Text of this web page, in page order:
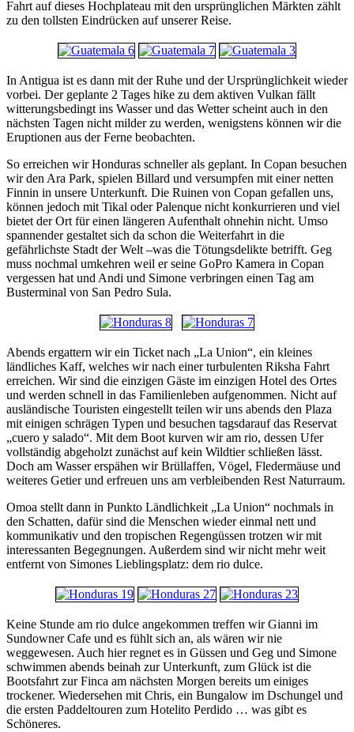
Fahrt auf dieses Hochplateau mit den ursprünglichen Märkten zählt
zu den tollsten Eindrücken auf unserer Reise.
In Antigua ist es dann mit der Ruhe und der Ursprünglichkeit wieder
vorbei. Der geplante 2 Tages hike zu dem aktiven Vulkan fällt
witterungsbedingt ins Wasser und das Wetter scheint auch in den
nächsten Tagen nicht milder zu werden, wenigstens können wir die
Eruptionen aus der Ferne beobachten.
So erreichen wir Honduras schneller als geplant. In Copan besuchen
wir den Ara Park, spielen Billard und versumpfen mit einer netten
Finnin in unsere Unterkunft. Die Ruinen von Copan gefallen uns,
können jedoch mit Tikal oder Palenque nicht konkurrieren und viel
bietet der Ort für einen längeren Aufenthalt ohnehin nicht. Umso
spannender gestaltet sich da schon die Weiterfahrt in die
gefährlichste Stadt der Welt –was die Tötungsdelikte betrifft. Geg
muss nochmal umkehren weil er seine GoPro Kamera in Copan
vergessen hat und Andi und Simone verbringen einen Tag am
Busterminal von San Pedro Sula.
Abends ergattern wir ein Ticket nach „La Union“, ein kleines
ländliches Kaff, welches wir nach einer turbulenten Riksha Fahrt
erreichen. Wir sind die einzigen Gäste im einzigen Hotel des Ortes
und werden schnell in das Familienleben aufgenommen. Nicht auf
ausländische Touristen eingestellt teilen wir uns abends den Plaza
mit einigen schrägen Typen und besuchen tagsdarauf das Reservat
„cuero y salado“. Mit dem Boot kurven wir am rio, dessen Ufer
vollständig abgeholzt zunächst auf kein Wildtier schließen lässt.
Doch am Wasser erspähen wir Brüllaffen, Vögel, Fledermäuse und
weiteres Getier und erfreuen uns am verbleibenden Rest Naturraum.
Omoa stellt dann in Punkto Ländlichkeit „La Union“ nochmals in
den Schatten, dafür sind die Menschen wieder einmal nett und
kommunikativ und den tropischen Regengüssen trotzen wir mit
interessanten Begegnungen. Außerdem sind wir nicht mehr weit
entfernt von Simones Lieblingsplatz: dem rio dulce.
Keine Stunde am rio dulce angekommen treffen wir Gianni im
Sundowner Cafe und es fühlt sich an, als wären wir nie
weggewesen. Auch hier regnet es in Güssen und Geg und Simone
schwimmen abends beinah zur Unterkunft, zum Glück ist die
Bootsfahrt zur Finca am nächsten Morgen bereits um einiges
trockener. Wiedersehen mit Chris, ein Bungalow im Dschungel und
die ersten Paddeltouren zum Hotelito Perdido … was gibt es
Schöneres.